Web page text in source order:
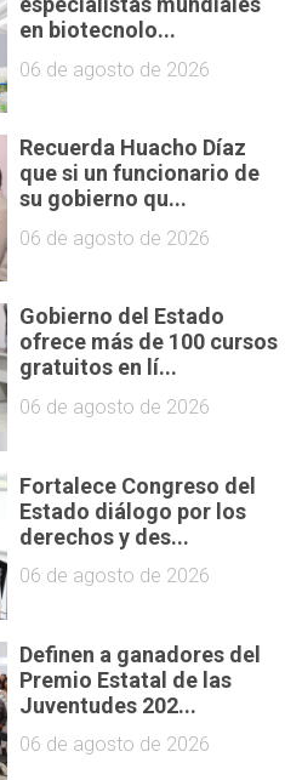
en biotecnolo...
06 de agosto de 2026
Recuerda Huacho Díaz
que si un funcionario de
su gobierno qu...
06 de agosto de 2026
Gobierno del Estado
ofrece más de 100 cursos
gratuitos en lí...
06 de agosto de 2026
Fortalece Congreso del
Estado diálogo por los
derechos y des...
06 de agosto de 2026
Definen a ganadores del
Premio Estatal de las
Juventudes 202...
06 de agosto de 2026